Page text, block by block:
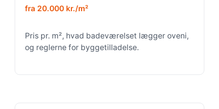
fra 20.000 kr./m²
Pris pr. m², hvad badeværelset lægger oveni,
og reglerne for byggetilladelse.